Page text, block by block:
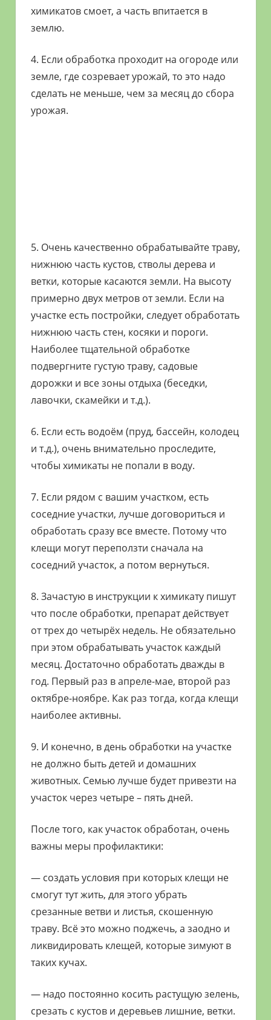
химикатов смоет, а часть впитается в
землю.
4. Если обработка проходит на огороде или
земле, где созревает урожай, то это надо
сделать не меньше, чем за месяц до сбора
урожая.
5. Очень качественно обрабатывайте траву,
нижнюю часть кустов, стволы дерева и
ветки, которые касаются земли. На высоту
примерно двух метров от земли. Если на
участке есть постройки, следует обработать
нижнюю часть стен, косяки и пороги.
Наиболее тщательной обработке
подвергните густую траву, садовые
дорожки и все зоны отдыха (беседки,
лавочки, скамейки и т.д.).
6. Если есть водоём (пруд, бассейн, колодец
и т.д.), очень внимательно проследите,
чтобы химикаты не попали в воду.
7. Если рядом с вашим участком, есть
соседние участки, лучше договориться и
обработать сразу все вместе. Потому что
клещи могут переползти сначала на
соседний участок, а потом вернуться.
8. Зачастую в инструкции к химикату пишут
что после обработки, препарат действует
от трех до четырёх недель. Не обязательно
при этом обрабатывать участок каждый
месяц. Достаточно обработать дважды в
год. Первый раз в апреле-мае, второй раз
октябре-ноябре. Как раз тогда, когда клещи
наиболее активны.
9. И конечно, в день обработки на участке
не должно быть детей и домашних
животных. Семью лучше будет привезти на
участок через четыре – пять дней.
После того, как участок обработан, очень
важны меры профилактики:
— создать условия при которых клещи не
смогут тут жить, для этого убрать
срезанные ветви и листья, скошенную
траву. Всё это можно поджечь, а заодно и
ликвидировать клещей, которые зимуют в
таких кучах.
— надо постоянно косить растущую зелень,
срезать с кустов и деревьев лишние, ветки.